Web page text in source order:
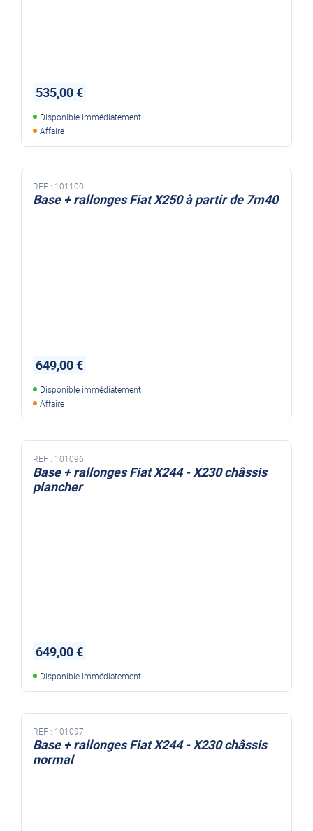
535,00 €
Disponible immédiatement
Affaire
REF : 101100
Base + rallonges Fiat X250 à partir de 7m40
649,00 €
Disponible immédiatement
Affaire
REF : 101096
Base + rallonges Fiat X244 - X230 châssis
plancher
649,00 €
Disponible immédiatement
REF : 101097
Base + rallonges Fiat X244 - X230 châssis
normal